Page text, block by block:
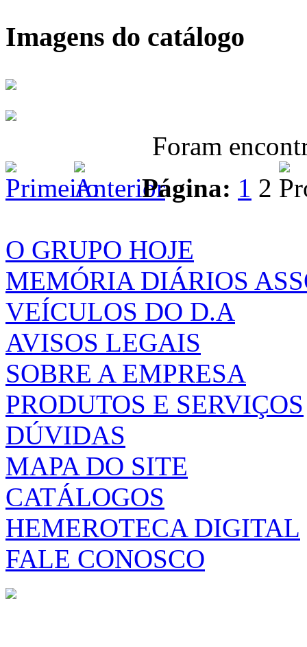
Imagens do catálogo
Foram
Página: 1 2
O GRUPO HOJE
MEMÓRIA DIÁRIOS
VEÍCULOS DO D.A
AVISOS LEGAIS
SOBRE A EMPRESA
PRODUTOS E SERVIÇOS
DÚVIDAS
MAPA DO SITE
CATÁLOGOS
HEMEROTECA DIGITAL
FALE CONOSCO